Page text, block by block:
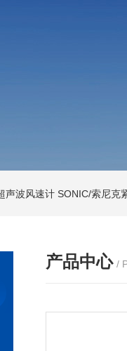
声波风速计 SONIC/索尼克
产品中心 /